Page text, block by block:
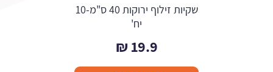
שקיות זילוף ירוקות 40 ס"מ-10
יח'
19.9
₪